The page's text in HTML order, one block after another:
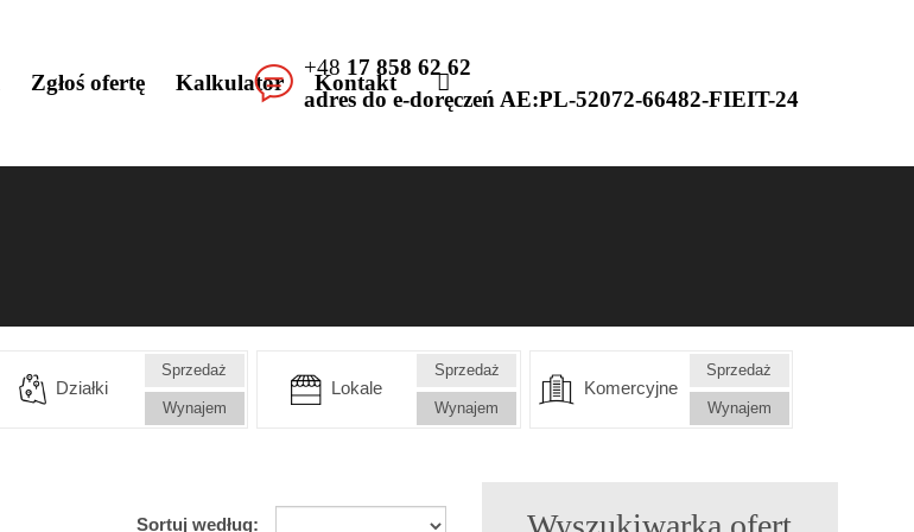
Zgłoś ofertę Kalkulator Kontakt
+48 17 858 62 62
adres do e-doręczeń AE:PL-52072-66482-FIEIT-24
Działki
Sprzedaż
Wynajem
Lokale
Sprzedaż
Wynajem
Komercyjne
Sprzedaż
Wynajem
Sortuj według: